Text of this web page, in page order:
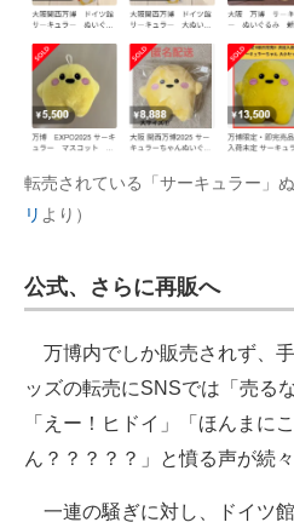
転売されている「サーキュラー」
リ より）
公式、さらに再販へ
万博内でしか販売されず、
ッズの転売にSNSでは「売る
「えー！ヒドイ」「ほんまに
ん？？？？？」と憤る声が続
一連の騒ぎに対し、ドイツ